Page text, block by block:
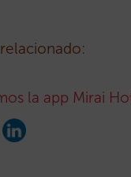
la app Mirai